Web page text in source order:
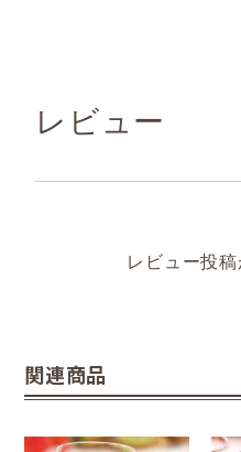
レビュー
レビュー投稿
関連商品